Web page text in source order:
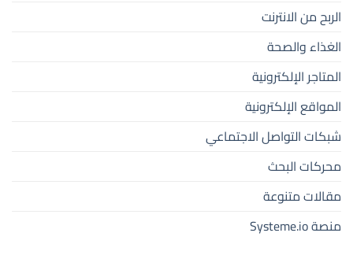
الربح من الانترنت
الغذاء والصحة
المتاجر الإلكترونية
المواقع الإلكترونية
شبكات التواصل الاجتماعي
محركات البحث
مقالات متنوعة
منصة Systeme.io